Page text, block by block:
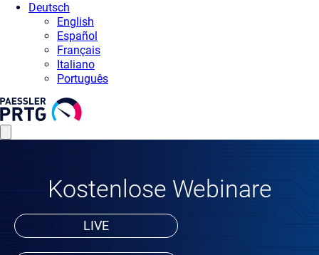
Deutsch
English
Español
Français
Italiano
Português
Kostenlose Webinare
LIVE